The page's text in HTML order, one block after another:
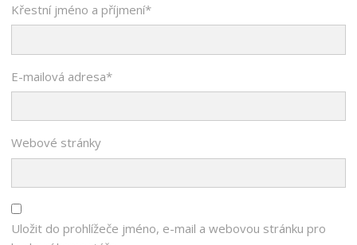
Křestní jméno a příjmení*
E-mailová adresa*
Webové stránky
Uložit do prohlížeče jméno, e-mail a webovou stránku pro